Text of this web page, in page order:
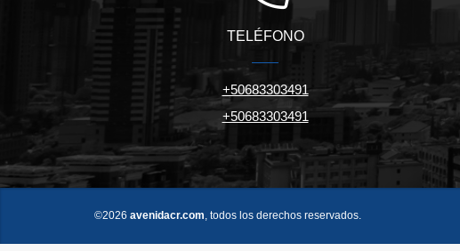
TELÉFONO
+50683303491
+50683303491
©2026 avenidacr.com, todos los derechos reservados.